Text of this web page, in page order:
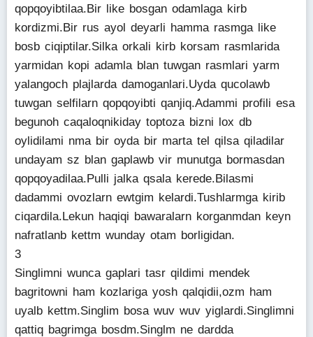
qopqoyibtilaa.Bir like bosgan odamlaga kirb
kordizmi.Bir rus ayol deyarli hamma rasmga like
bosb ciqiptilar.Silka orkali kirb korsam rasmlarida
yarmidan kopi adamla blan tuwgan rasmlari yarm
yalangoch plajlarda damoganlari.Uyda qucolawb
tuwgan selfilarn qopqoyibti qanjiq.Adammi profili esa
begunoh caqaloqnikiday toptoza bizni lox db
oylidilami nma bir oyda bir marta tel qilsa qiladilar
undayam sz blan gaplawb vir munutga bormasdan
qopqoyadilaa.Pulli jalka qsala kerede.Bilasmi
dadammi ovozlarn ewtgim kelardi.Tushlarmga kirib
ciqardila.Lekun haqiqi bawaralarn korganmdan keyn
nafratlanb kettm wunday otam borligidan.
3
Singlimni wunca gaplari tasr qildimi mendek
bagritowni ham kozlariga yosh qalqidii,ozm ham
uyalb kettm.Singlim bosa wuv wuv yiglardi.Singlimni
qattiq bagrimga bosdm.Singlm ne dardda